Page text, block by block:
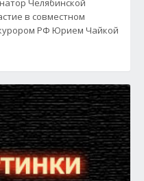
Челябинской
в совместном
РФ Юрием Чайкой